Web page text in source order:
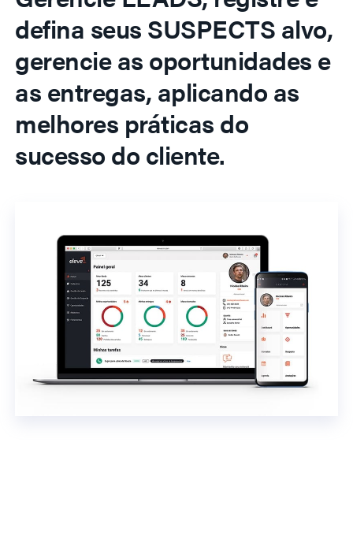
defina seus SUSPECTS alvo,
gerencie as oportunidades e
as entregas, aplicando as
melhores práticas do
sucesso do cliente.